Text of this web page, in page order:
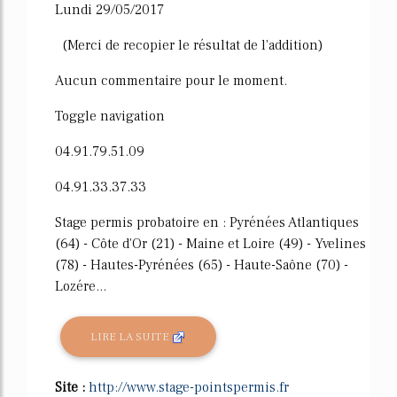
Lundi 29/05/2017
(Merci de recopier le résultat de l'addition)
Aucun commentaire pour le moment.
Toggle navigation
04.91.79.51.09
04.91.33.37.33
Stage permis probatoire en : Pyrénées Atlantiques
(64) - Côte d'Or (21) - Maine et Loire (49) - Yvelines
(78) - Hautes-Pyrénées (65) - Haute-Saône (70) -
Lozére...
LIRE LA SUITE
Site : http://www.stage-pointspermis.fr